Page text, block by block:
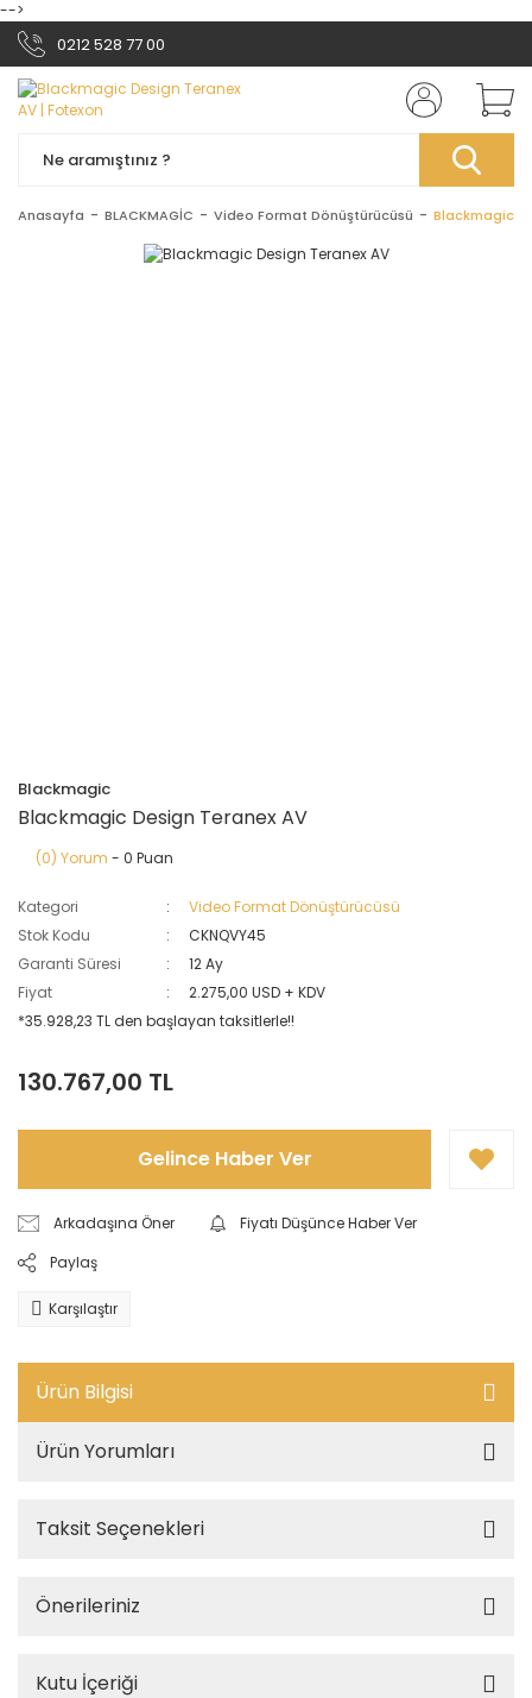
-->
0212 528 77 00
Anasayfa BLACKMAGİC Video Format Dönüştürücüsü Blackmagic
Blackmagic
Blackmagic Design Teranex AV
(0) Yorum - 0 Puan
Kategori
Video Format Dönüştürücüsü
Stok Kodu
CKNQVY45
Garanti Süresi
12 Ay
Fiyat
2.275,00 USD + KDV
*35.928,23 TL den başlayan taksitlerle!!
130.767,00 TL
Gelince Haber Ver
Arkadaşına Öner
Fiyatı Düşünce Haber Ver
Paylaş
Karşılaştır
Ürün Bilgisi
Ürün Yorumları
Taksit Seçenekleri
Önerileriniz
Kutu İçeriği